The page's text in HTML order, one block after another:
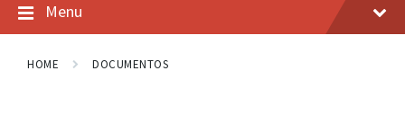
Menu
HOME DOCUMENTOS